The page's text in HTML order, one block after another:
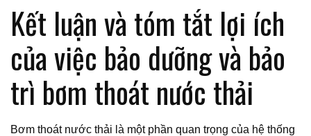
Kết luận và tóm tắt lợi ích
của việc bảo dưỡng và bảo
trì bơm thoát nước thải
Bơm thoát nước thải là một phần quan trọng của hệ thống